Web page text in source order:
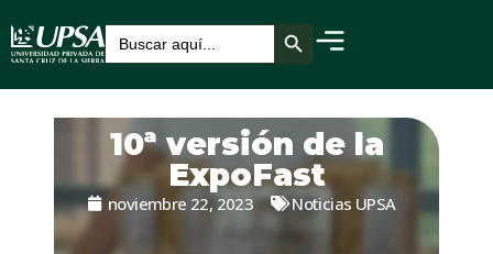
Buscar: Botón de búsqueda
10ª versión de la
ExpoFast
noviembre 22, 2023 Noticias UPSA